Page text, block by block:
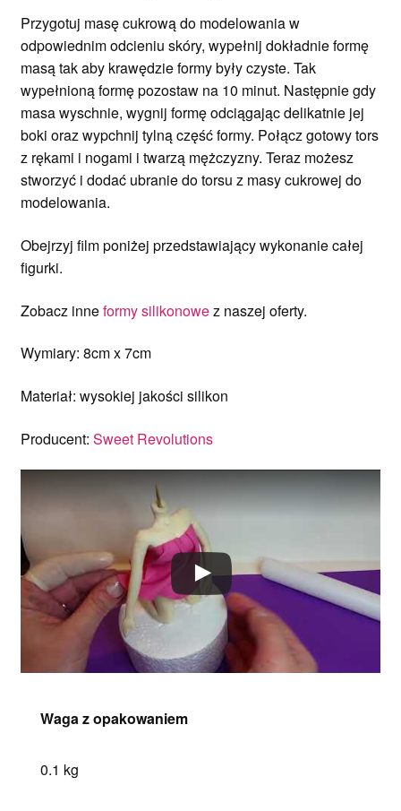
Przygotuj masę cukrową do modelowania w
odpowiednim odcieniu skóry, wypełnij dokładnie formę
masą tak aby krawędzie formy były czyste. Tak
wypełnioną formę pozostaw na 10 minut. Następnie gdy
masa wyschnie, wygnij formę odciągając delikatnie jej
boki oraz wypchnij tylną część formy. Połącz gotowy tors
z rękami i nogami i twarzą mężczyzny. Teraz możesz
stworzyć i dodać ubranie do torsu z masy cukrowej do
modelowania.
Obejrzyj film poniżej przedstawiający wykonanie całej
figurki.
Zobacz inneformy silikonowez naszej oferty.
Wymiary: 8cm x 7cm
Materiał: wysokiej jakości silikon
Producent: Sweet Revolutions
Waga z opakowaniem
0.1 kg